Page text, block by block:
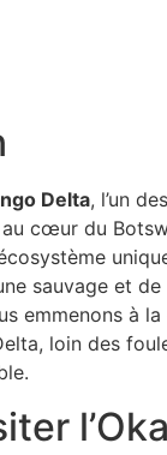
Delta, l’un
cœur du
sauvage et
emmenons à
loin des